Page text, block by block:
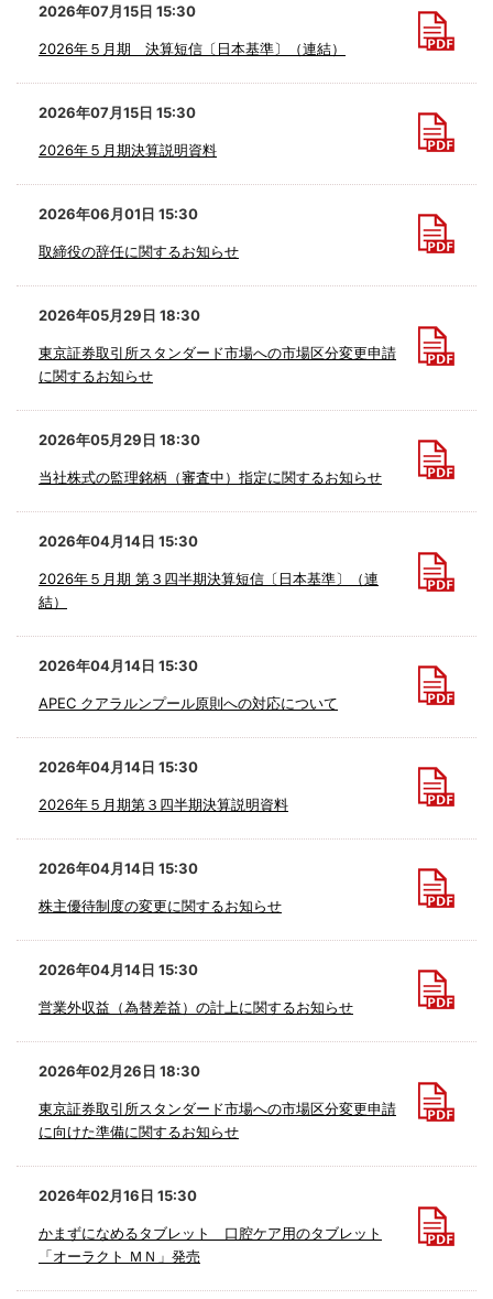
2026年07月15日 15:30
2026年５月期 決算短信〔日本基準〕（連結）
2026年07月15日 15:30
2026年５月期決算説明資料
2026年06月01日 15:30
取締役の辞任に関するお知らせ
2026年05月29日 18:30
東京証券取引所スタンダード市場への市場区分変更申請
に関するお知らせ
2026年05月29日 18:30
当社株式の監理銘柄（審査中）指定に関するお知らせ
2026年04月14日 15:30
2026年５月期 第３四半期決算短信〔日本基準〕（連
結）
2026年04月14日 15:30
APEC クアラルンプール原則への対応について
2026年04月14日 15:30
2026年５月期第３四半期決算説明資料
2026年04月14日 15:30
株主優待制度の変更に関するお知らせ
2026年04月14日 15:30
営業外収益（為替差益）の計上に関するお知らせ
2026年02月26日 18:30
東京証券取引所スタンダード市場への市場区分変更申請
に向けた準備に関するお知らせ
2026年02月16日 15:30
かまずになめるタブレット 口腔ケア用のタブレット
「オーラクト ＭＮ」発売